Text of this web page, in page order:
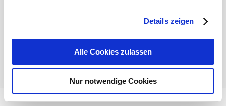
Details zeigen
Alle Cookies zulassen
Nur notwendige Cookies
JETZT ANFRAGEN